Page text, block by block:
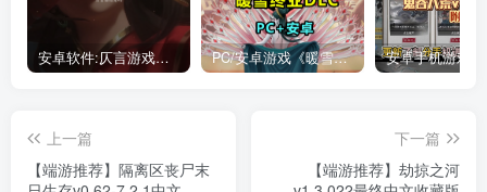
安卓软件:仄言游戏库4.0APP全新上架了！没有下的赶紧下载呀！ PC/安卓游戏《暖雪最新v3.1.0.1》终业DLC整合版！
上一篇
【端游推荐】隔离区丧尸末
下一篇
【端游推荐】劫掠之河